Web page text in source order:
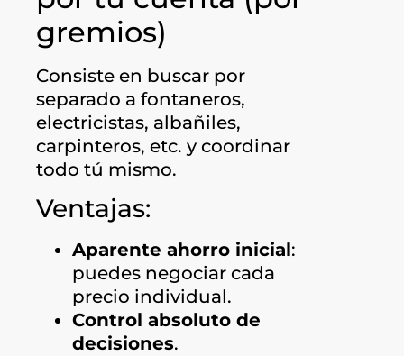
gremios)
Consiste en buscar por
separado a fontaneros,
electricistas, albañiles,
carpinteros, etc. y coordinar
todo tú mismo.
Ventajas:
Aparente ahorro inicial:
puedes negociar cada
precio individual.
Control absoluto de
decisiones.